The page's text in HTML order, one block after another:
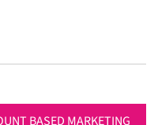
BASED MARKETING